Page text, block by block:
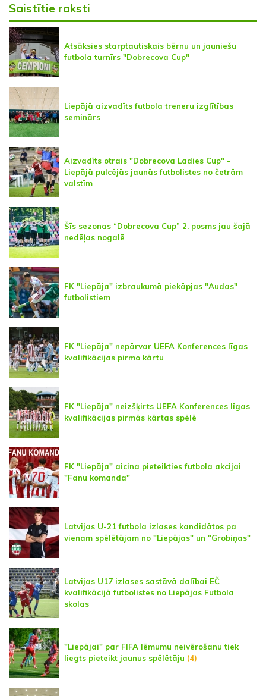
Saistītie raksti
Atsāksies starptautiskais bērnu un jauniešu
futbola turnīrs "Dobrecova Cup"
Liepājā aizvadīts futbola treneru izglītības
seminārs
Aizvadīts otrais "Dobrecova Ladies Cup" -
Liepājā pulcējās jaunās futbolistes no četrām
valstīm
Šīs sezonas “Dobrecova Cup” 2. posms jau šajā
nedēļas nogalē
FK "Liepāja" izbraukumā piekāpjas "Audas"
futbolistiem
FK "Liepāja" nepārvar UEFA Konferences līgas
kvalifikācijas pirmo kārtu
FK "Liepāja" neizšķirts UEFA Konferences līgas
kvalifikācijas pirmās kārtas spēlē
FK "Liepāja" aicina pieteikties futbola akcijai
"Fanu komanda"
Latvijas U-21 futbola izlases kandidātos pa
vienam spēlētājam no "Liepājas" un "Grobiņas"
Latvijas U17 izlases sastāvā dalībai EČ
kvalifikācijā futbolistes no Liepājas Futbola
skolas
"Liepājai" par FIFA lēmumu neivērošanu tiek
liegts pieteikt jaunus spēlētāju (4)